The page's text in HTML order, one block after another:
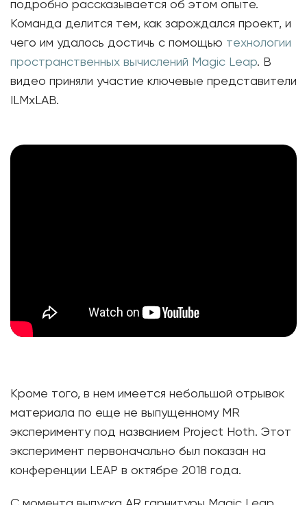
подробно рассказывается об этом опыте.
Команда делится тем, как зарождался проект, и
чего им удалось достичь с помощью технологии
пространственных вычислений Magic Leap. В
видео приняли участие ключевые представители
ILMxLAB.
Кроме того, в нем имеется небольшой отрывок
материала по еще не выпущенному MR
эксперименту под названием Project Hoth. Этот
эксперимент первоначально был показан на
конференции LEAP в октябре 2018 года.